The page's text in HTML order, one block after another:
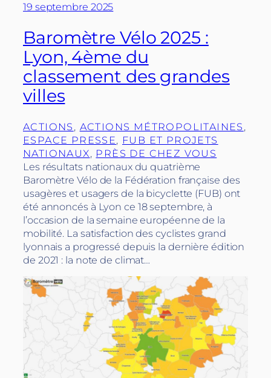
19 septembre 2025
Baromètre Vélo 2025 :
Lyon, 4ème du
classement des grandes
villes
ACTIONS , ACTIONS MÉTROPOLITAINES
ESPACE PRESSE, FUB ET PROJETS
NATIONAUX, PRÈS DE CHEZ VOUS
Les résultats nationaux du quatrième
Baromètre Vélo de la Fédération française des
usagères et usagers de la bicyclette (FUB) ont
été annoncés à Lyon ce 18 septembre, à
l’occasion de la semaine européenne de la
mobilité. La satisfaction des cyclistes grand
lyonnais a progressé depuis la dernière édition
de 2021 : la note de climat…